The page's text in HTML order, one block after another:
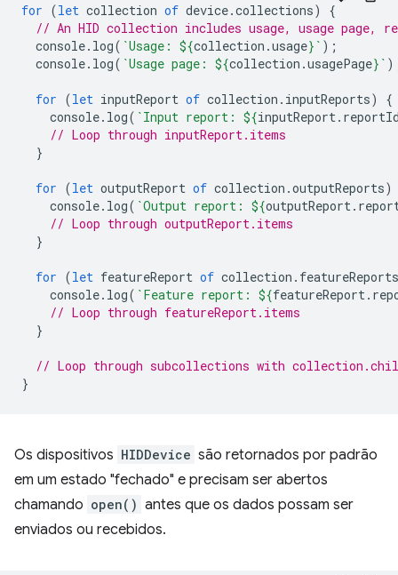
for (let collection of device.collections)
{
// An HID collection includes usage, usage page,
console. log( `Usage: ${collection .usage} ` );
console. log( `Usage page: ${collection .usagePage} `
for (let inputReport of collection . inputReports)
{
console. log( `Input report: ${inputReport.
// Loop through inputReport.items
}
for (let outputReport of collection .outputReports)
console. log( `Output report: ${outputReport.
// Loop through outputReport.items
}
for (let featureReport of collection . featureReports
console. log( `Feature report: ${featureReport.
// Loop through featureReport.items
}
// Loop through subcollections with
}
Os dispositivos HIDDevice são retornados por padrão
em um estado "fechado" e precisam ser abertos
chamando open() antes que os dados possam ser
enviados ou recebidos.